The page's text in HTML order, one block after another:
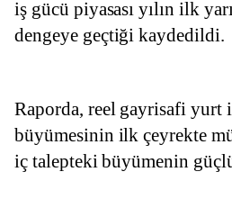
iş gücü piyasası yılın ilk
dengeye geçtiği kaydedildi.
Raporda, reel gayrisafi yurt
büyümesinin ilk çeyrekte
iç talepteki büyümenin güçlü